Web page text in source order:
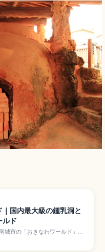
｜国内最大級の鍾乳洞と
ルド
城市の「おきなわワールド」内
の鍾乳洞で、100万本以上
国内最大級の鍾乳洞です。約